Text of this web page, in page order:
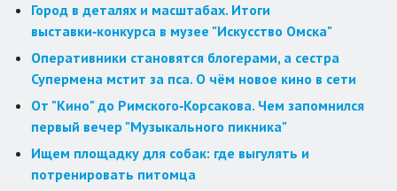
Город в деталях и масштабах. Итоги
выставки‑конкурса в музее "Искусство Омска"
Оперативники становятся блогерами, а сестра
Супермена мстит за пса. О чём новое кино в сети
От "Кино" до Римского‑Корсакова. Чем запомнился
первый вечер "Музыкального пикника"
Ищем площадку для собак: где выгулять и
потренировать питомца